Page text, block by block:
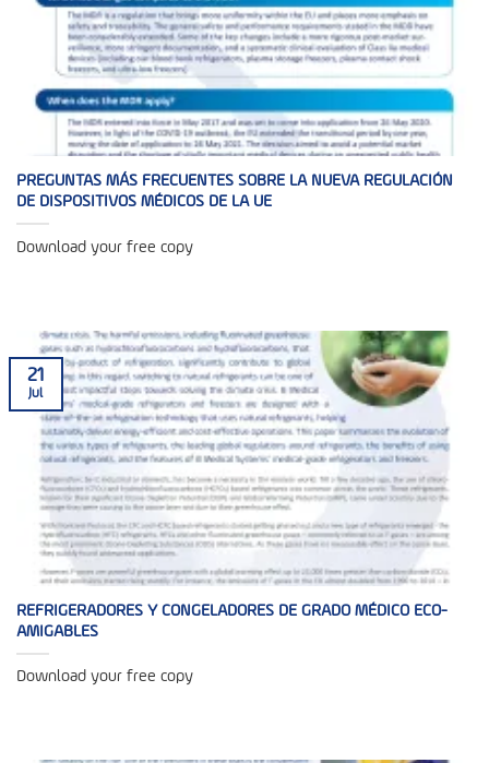
PREGUNTAS MÁS FRECUENTES SOBRE LA NUEVA REGULACIÓN
DE DISPOSITIVOS MÉDICOS DE LA UE
Download your free copy
REFRIGERADORES Y CONGELADORES DE GRADO MÉDICO ECO-
AMIGABLES
Download your free copy
21
Jul